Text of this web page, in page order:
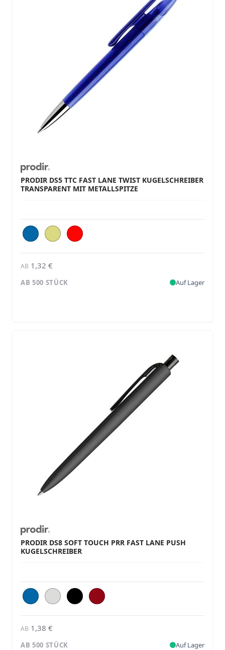
PRODIR DS5 TTC FAST LANE TWIST KUGELSCHREIBER
TRANSPARENT MIT METALLSPITZE
AB 1,32 €
AB 500 STÜCK Auf Lager
PRODIR DS8 SOFT TOUCH PRR FAST LANE PUSH
KUGELSCHREIBER
AB 1,38 €
AB 500 STÜCK Auf Lager